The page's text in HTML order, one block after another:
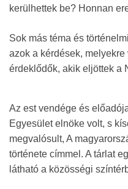
kerülhettek be? Honnan
Sok más téma és
azok a kérdések,
érdeklődők, akik eljöttek a
Az est vendége és
Egyesület elnöke volt, s
megvalósult, A
története címmel. A tárlat
látható a közösségi